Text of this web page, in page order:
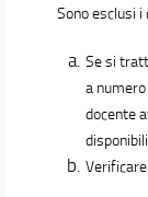
Sono esclusi
Se si
a
docente